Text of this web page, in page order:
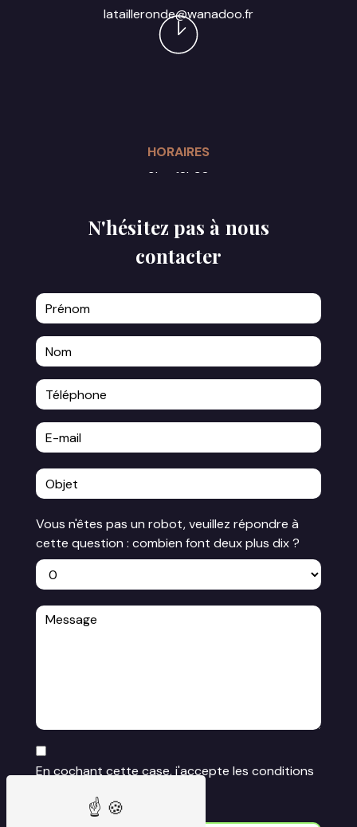
latailleronde@wanadoo.fr
HORAIRES
9h - 18h30
N'hésitez pas à nous
contacter
Vous n'êtes pas un robot, veuillez répondre à
cette question : combien font deux plus dix ?
En cochant cette case, j'accepte les conditions